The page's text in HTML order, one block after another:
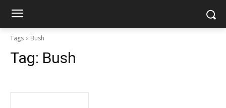
Tags Bush
Tag: Bush